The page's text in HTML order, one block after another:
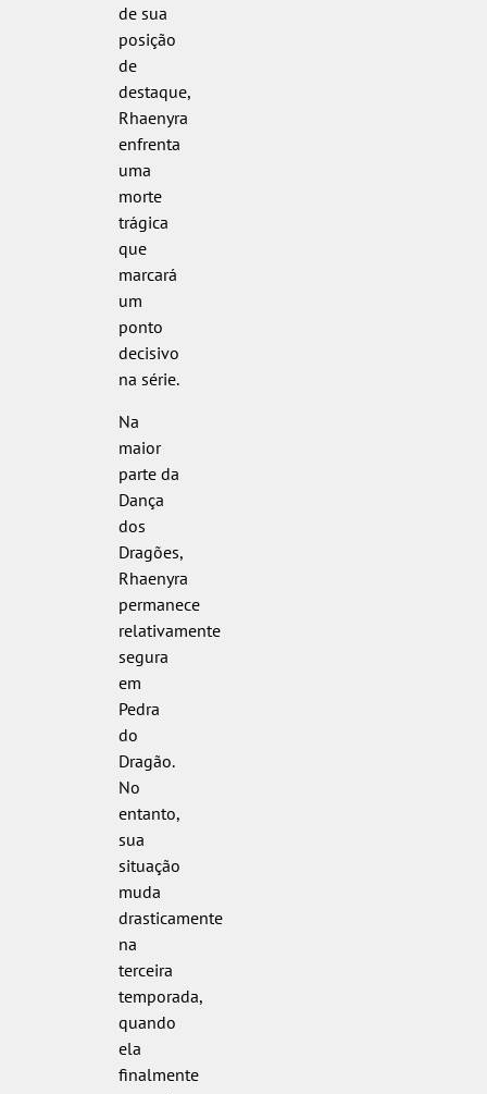
de sua
posição
de
destaque,
Rhaenyra
enfrenta
uma
morte
trágica
que
marcará
um
ponto
decisivo
na série.
Na
maior
parte da
Dança
dos
Dragões,
Rhaenyra
permanece
relativamente
segura
em
Pedra
do
Dragão.
No
entanto,
sua
situação
muda
drasticamente
na
terceira
temporada,
quando
ela
finalmente